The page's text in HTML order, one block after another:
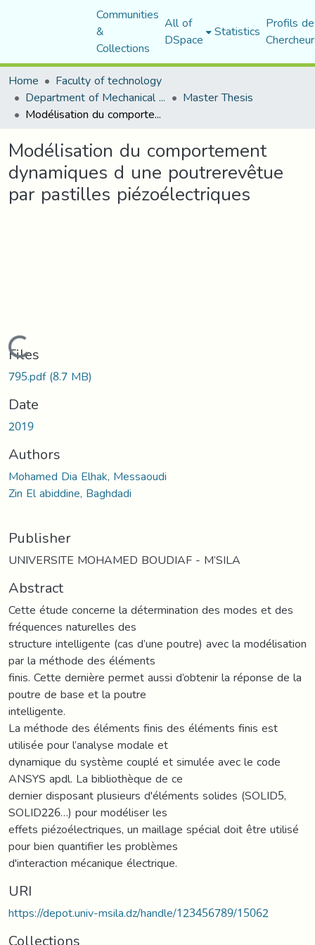
Communities
&
Collections
All of
DSpace Statistics Profils
Home
Faculty of technology
Department of Mechanical Engineering Master Thesis
Modélisation du comportement dynamiques d une poutrerevêtue par pastilles piézoélectriques
Modélisation du comportement
dynamiques d une poutrerevêtue
par pastilles piézoélectriques
Loading...
Files
795.pdf(8.7 MB)
Date
2019
Authors
Mohamed Dia Elhak, Messaoudi
Zin El abiddine, Baghdadi
Publisher
UNIVERSITE MOHAMED BOUDIAF - M’SILA
Abstract
Cette étude concerne la détermination des modes et des
fréquences naturelles des
structure intelligente (cas d’une poutre) avec la modélisation
par la méthode des éléments
finis. Cette dernière permet aussi d’obtenir la réponse de la
poutre de base et la poutre
intelligente.
La méthode des éléments finis des éléments finis est
utilisée pour l’analyse modale et
dynamique du système couplé et simulée avec le code
ANSYS apdl. La bibliothèque de ce
dernier disposant plusieurs d'éléments solides (SOLID5,
SOLID226…) pour modéliser les
effets piézoélectriques, un maillage spécial doit être utilisé
pour bien quantifier les problèmes
d'interaction mécanique électrique.
URI
https://depot.univ-msila.dz/handle/123456789/15062